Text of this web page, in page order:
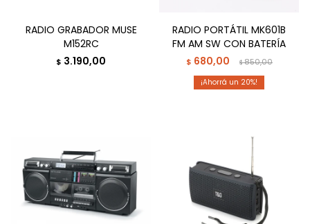
RADIO GRABADOR MUSE
M152RC
$ 3.190,00
RADIO PORTÁTIL MK601B
FM AM SW CON BATERÍA
$ 680,00 $850,00
20